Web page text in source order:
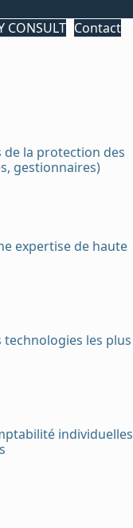
CONSULT Contact
de la protection des
gestionnaires)
expertise de haute
les plus
individuelles